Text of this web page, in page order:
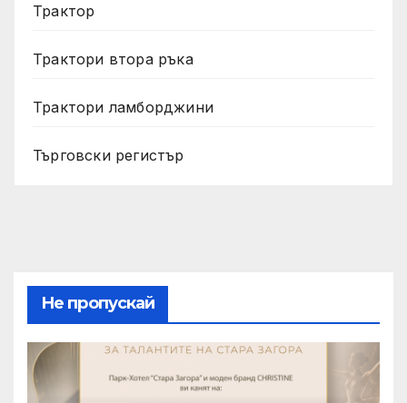
Трактор
Трактори втора ръка
Трактори ламборджини
Търговски регистър
Не пропускай